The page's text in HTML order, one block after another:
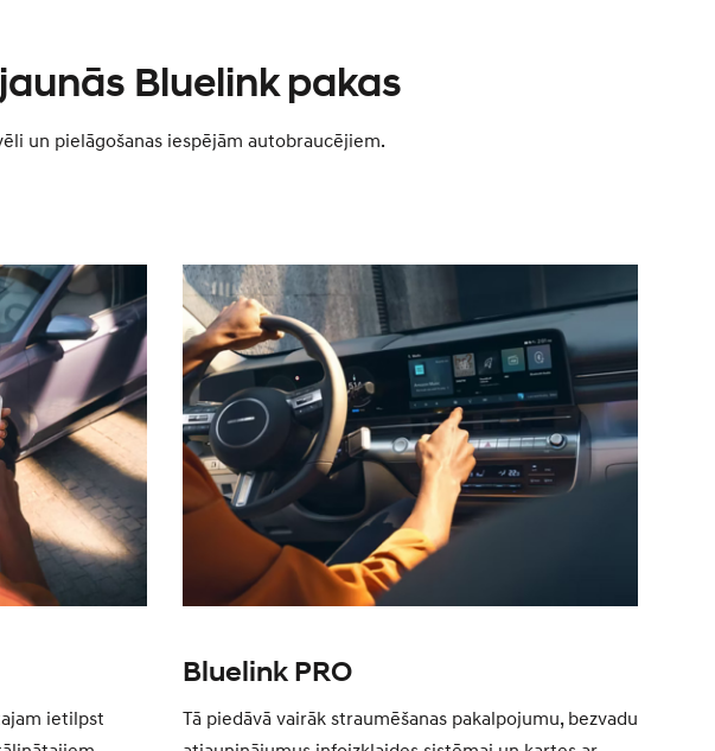
Bluelink pakas
un pielāgošanas iespējām autobraucējiem.
ietilpst
Bluelink PRO
Tā piedāvā vairāk straumēšanas pakalpojumu, bezvadu